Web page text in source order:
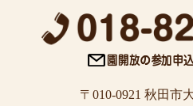
〒010-0921 秋田市